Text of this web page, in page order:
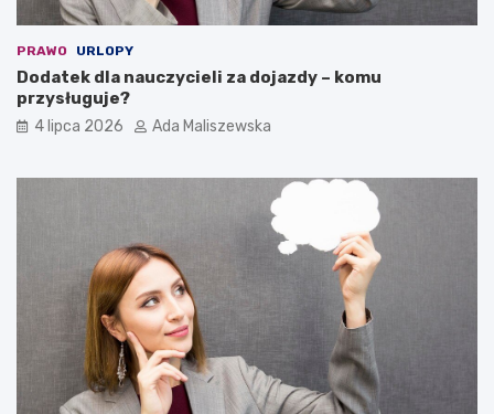
PRAWO URLOPY
Dodatek dla nauczycieli za dojazdy – komu
przysługuje?
4 lipca 2026 Ada Maliszewska